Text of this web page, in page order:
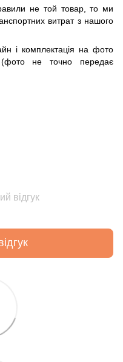
не той товар, то ми
витрат з нашого
і комплектація на фото
не точно передає
відгук